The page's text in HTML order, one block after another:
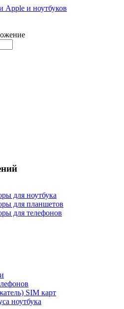
для ноутбука
для планшетов
для телефонов
SIM карт
ноутбука